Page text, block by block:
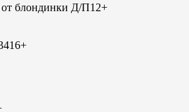
от блондинки Д/П12+
16+